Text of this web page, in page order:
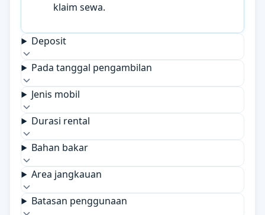
klaim sewa.
Deposit
Pada tanggal pengambilan
Jenis mobil
Durasi rental
Bahan bakar
Area jangkauan
Batasan penggunaan